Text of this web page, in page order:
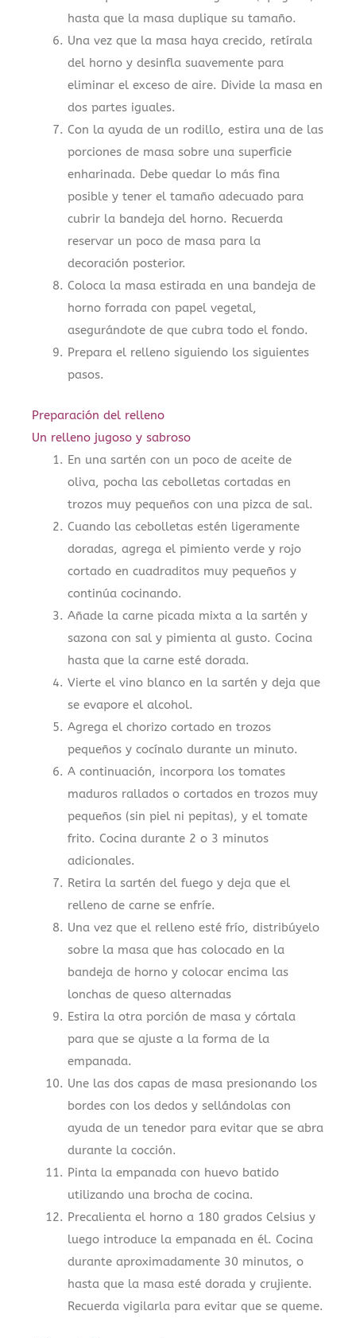
hasta que la masa duplique su tamaño.
Una vez que la masa haya crecido, retírala
del horno y desinfla suavemente para
eliminar el exceso de aire. Divide la masa en
dos partes iguales.
Con la ayuda de un rodillo, estira una de las
porciones de masa sobre una superficie
enharinada. Debe quedar lo más fina
posible y tener el tamaño adecuado para
cubrir la bandeja del horno. Recuerda
reservar un poco de masa para la
decoración posterior.
Coloca la masa estirada en una bandeja de
horno forrada con papel vegetal,
asegurándote de que cubra todo el fondo.
Prepara el relleno siguiendo los siguientes
pasos.
Preparación del relleno
Un relleno jugoso y sabroso
En una sartén con un poco de aceite de
oliva, pocha las cebolletas cortadas en
trozos muy pequeños con una pizca de sal.
Cuando las cebolletas estén ligeramente
doradas, agrega el pimiento verde y rojo
cortado en cuadraditos muy pequeños y
continúa cocinando.
Añade la carne picada mixta a la sartén y
sazona con sal y pimienta al gusto. Cocina
hasta que la carne esté dorada.
Vierte el vino blanco en la sartén y deja que
se evapore el alcohol.
Agrega el chorizo cortado en trozos
pequeños y cocínalo durante un minuto.
A continuación, incorpora los tomates
maduros rallados o cortados en trozos muy
pequeños (sin piel ni pepitas), y el tomate
frito. Cocina durante 2 o 3 minutos
adicionales.
Retira la sartén del fuego y deja que el
relleno de carne se enfríe.
Una vez que el relleno esté frío, distribúyelo
sobre la masa que has colocado en la
bandeja de horno y colocar encima las
lonchas de queso alternadas
Estira la otra porción de masa y córtala
para que se ajuste a la forma de la
empanada.
Une las dos capas de masa presionando los
bordes con los dedos y sellándolas con
ayuda de un tenedor para evitar que se abra
durante la cocción.
Pinta la empanada con huevo batido
utilizando una brocha de cocina.
Precalienta el horno a 180 grados Celsius y
luego introduce la empanada en él. Cocina
durante aproximadamente 30 minutos, o
hasta que la masa esté dorada y crujiente.
Recuerda vigilarla para evitar que se queme.